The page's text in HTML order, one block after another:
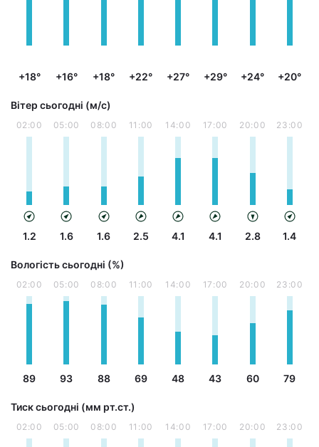
+18° +16° +18° +22° +27° +29° +24° +20°
Вітер сьогодні (м/с)
02:00
1.2
05:00
1.6
08:00
1.6
11:00
2.5
14:00
4.1
17:00
4.1
20:00
2.8
23:00
1.4
Вологість сьогодні (%)
02:00
89
05:00
93
08:00
88
11:00
69
14:00
48
17:00
43
20:00
60
23:00
79
Тиск сьогодні (мм рт.ст.)
02:00 05:00 08:00 11:00 14:00 17:00 20:00 23:00